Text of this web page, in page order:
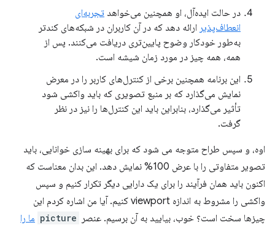
در حالت ایده‌آل، او همچنین می‌خواهد تجربه‌ای
انعطاف‌پذیر ارائه دهد که در آن کاربران در شبکه‌های کندتر
به‌طور خودکار وضوح پایین‌تری دریافت می‌کنند. پس از
همه، همه چیز در مورد زمان شیشه است.
این برنامه همچنین برخی از کنترل‌های کاربر را در معرض
نمایش می‌گذارد که بر منبع تصویری که باید واکشی شود
تأثیر می‌گذارد، بنابراین باید این کنترل‌ها را نیز در نظر
گرفت.
اوه، و سپس طراح متوجه می شود که برای بهینه سازی خوانایی، باید
تصویر متفاوتی را با عرض 100% نمایش دهد. این بدان معناست که
اکنون باید همان فرآیند را برای یک دارایی دیگر تکرار کنیم و سپس
واکشی را مشروط به اندازه viewport کنیم. آیا من اشاره کردم این
چیزها سخت است؟ خوب، بیایید به آن برسیم. عنصر
picture ما را